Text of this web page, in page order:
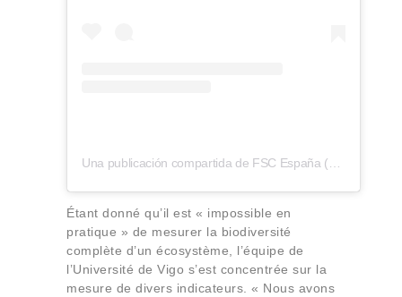
Una publicación compartida de FSC España (@fscspain)
Étant donné qu’il est « impossible en
pratique » de mesurer la biodiversité
complète d’un écosystème, l’équipe de
l’Université de Vigo s’est concentrée sur la
mesure de divers indicateurs. « Nous avons